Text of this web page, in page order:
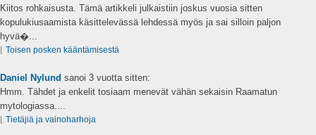
Kiitos rohkaisusta. Tämä artikkeli julkaistiin joskus vuosia sitten
kopulukiusaamista käsittelevässä lehdessä myös ja sai silloin paljon
hyvä�...
⌊ Toisen posken kääntämisestä
Daniel Nylund sanoi 3 vuotta sitten:
Hmm. Tähdet ja enkelit tosiaam menevät vähän sekaisin Raamatun
mytologiassa....
⌊ Tietäjiä ja vainoharhoja